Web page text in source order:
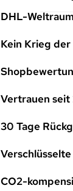
DHL-
Kein Krieg
Vertrauen
30 Tage
CO2-